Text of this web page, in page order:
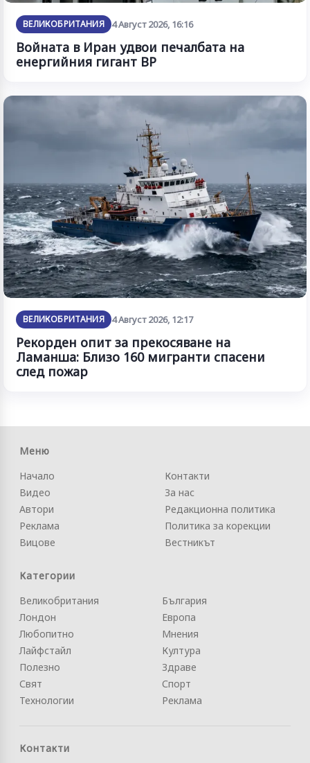
ВЕЛИКОБРИТАНИЯ 4 Август 2026, 16:16
Войната в Иран удвои печалбата на
енергийния гигант BP
ВЕЛИКОБРИТАНИЯ 4 Август 2026, 12:17
Рекорден опит за прекосяване на
Ламанша: Близо 160 мигранти спасени
след пожар
Меню
Начало
Видео
Автори
Реклама
Вицове
Контакти
За нас
Редакционна политика
Политика за корекции
Вестникът
Категории
Великобритания
Лондон
Любопитно
Лайфстайл
Полезно
Свят
Технологии
България
Европа
Мнения
Култура
Здраве
Спорт
Реклама
Контакти